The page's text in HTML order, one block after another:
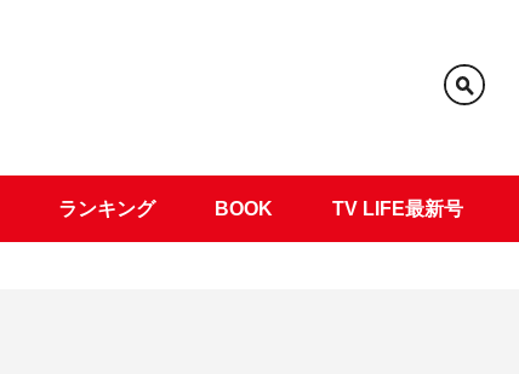
ランキング BOOK TV LIFE最新号